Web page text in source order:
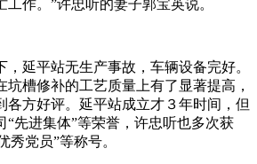
作。”许忠听的妻子郭宝英说。
延平站无生产事故，车辆设备完好。
坑槽修补的工艺质量上有了显著提高，
各方好评。延平站成立才３年时间，但
“先进集体”等荣誉，许忠听也多次获
秀党员”等称号。